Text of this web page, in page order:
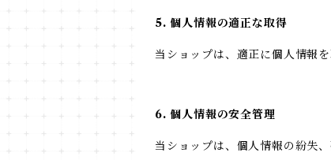
5. 個人情報の適正な取得
当ショップは、適正に個人情報
6. 個人情報の安全管理
当ショップは、個人情報の紛失